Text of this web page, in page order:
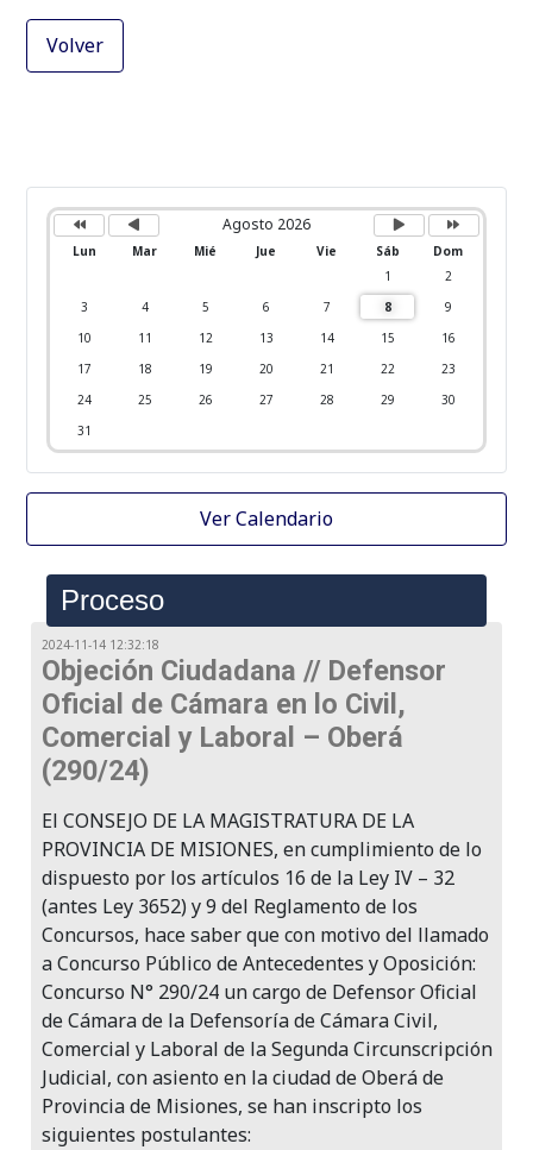
Volver
A
o
a
n
t
o
M
s
a
n
P
ó
x
i
m
o
a
o
P
ó
x
i
m
e
Agosto 2026
Lun Mar Mié Jue Vie Sáb
Dom
1
2
3
4 5 6 7 8
9
10
11 12 13 14 15
16
17
18 19 20 21 22
23
24
25 26 27 28 29
30
31
Ver Calendario
Proceso
2024-11-14 12:32:18
Objeción Ciudadana // Defensor
Oficial de Cámara en lo Civil,
Comercial y Laboral – Oberá
(290/24)
El CONSEJO DE LA MAGISTRATURA DE LA
PROVINCIA DE MISIONES, en cumplimiento de lo
dispuesto por los artículos 16 de la Ley IV – 32
(antes Ley 3652) y 9 del Reglamento de los
Concursos, hace saber que con motivo del llamado
a Concurso Público de Antecedentes y Oposición:
Concurso N° 290/24 un cargo de Defensor Oficial
de Cámara de la Defensoría de Cámara Civil,
Comercial y Laboral de la Segunda Circunscripción
Judicial, con asiento en la ciudad de Oberá de
Provincia de Misiones, se han inscripto los
siguientes postulantes: